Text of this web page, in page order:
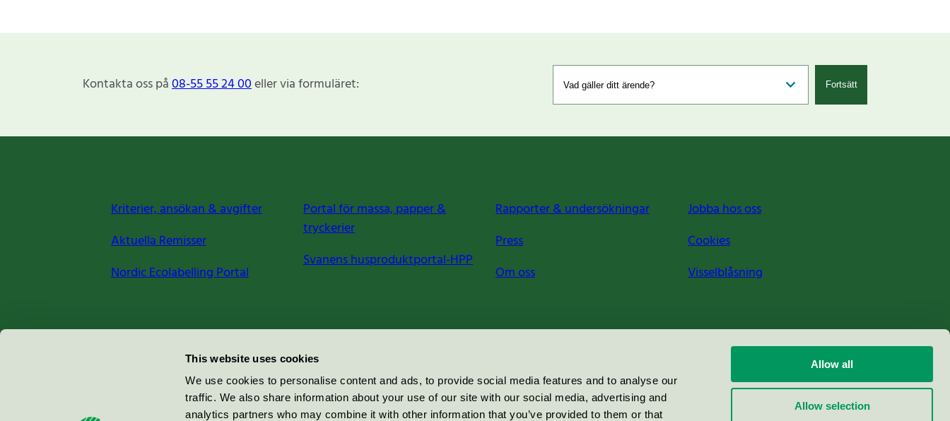
This website uses cookies
We use cookies to personalise content and ads, to provide social media features and to analyse our
traffic. We also share information about your use of our site with our social media, advertising and
analytics partners who may combine it with other information that you’ve provided to them or that
Allow all
Allow selection
Kontakta oss på08-55 55 24 00eller via formuläret: Fortsätt
Kriterier, ansökan & avgifter
Aktuella Remisser
Nordic Ecolabelling Portal
Portal för massa, papper &
tryckerier
Svanens husproduktportal-HPP
Rapporter & undersökningar
Press
Om oss
Jobba hos oss
Cookies
Visselblåsning
Miljömärkning Sverige AB
100 64